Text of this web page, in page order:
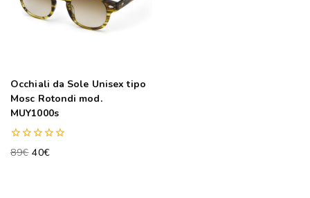
Occhiali da Sole Unisex tipo
Mosc Rotondi mod.
MUY1000s
0
out
89€ 40€